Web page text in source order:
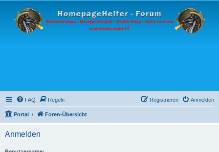
FAQ Regeln Anmelden
Registrieren
Portal Foren-Übersicht
Anmelden